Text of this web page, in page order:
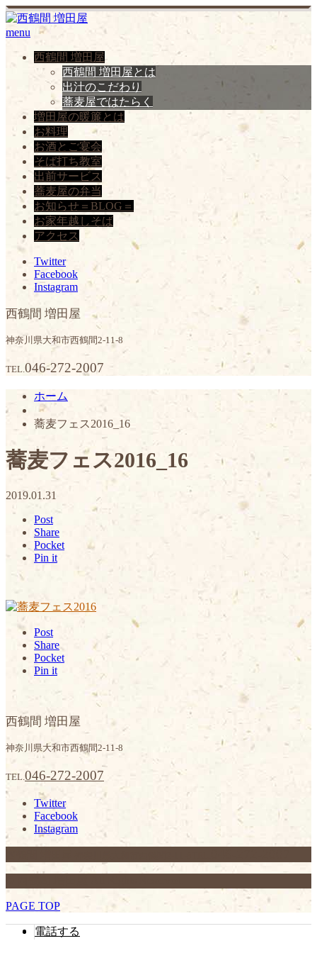
menu
西鶴間 増田屋
西鶴間 増田屋とは
出汁のこだわり
蕎麦屋ではたらく
増田屋の暖簾とは
お料理
お酒とご宴会
そば打ち教室
出前サービス
蕎麦屋の弁当
お知らせ＝BLOG＝
お家年越しそば
アクセス
Twitter
Facebook
Instagram
西鶴間 増田屋
神奈川県大和市西鶴間2-11-8
TEL.046-272-2007
ホーム
蕎麦フェス2016_16
蕎麦フェス2016_16
2019.01.31
Post
Share
Pocket
Pin it
Post
Share
Pocket
Pin it
西鶴間 増田屋
神奈川県大和市西鶴間2-11-8
TEL.046-272-2007
Twitter
Facebook
Instagram
PAGE TOP
電話する